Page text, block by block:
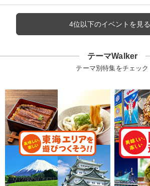
4位以下のイベントを見る
テーマWalker
テーマ別特集をチェック